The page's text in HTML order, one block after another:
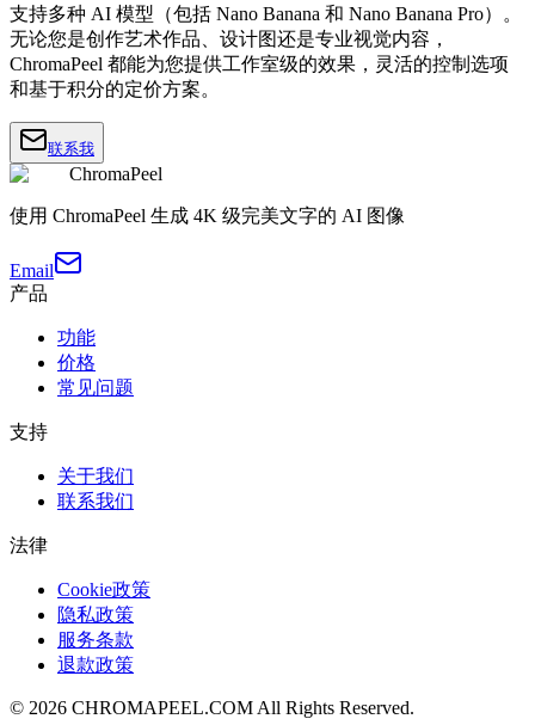
支持多种 AI 模型（包括 Nano Banana 和 Nano Banana Pro）。
无论您是创作艺术作品、设计图还是专业视觉内容，
ChromaPeel 都能为您提供工作室级的效果，灵活的控制选项
和基于积分的定价方案。
联系我
ChromaPeel
使用 ChromaPeel 生成 4K 级完美文字的 AI 图像
Email
产品
功能
价格
常见问题
支持
关于我们
联系我们
法律
Cookie政策
隐私政策
服务条款
退款政策
© 2026 CHROMAPEEL.COM All Rights Reserved.